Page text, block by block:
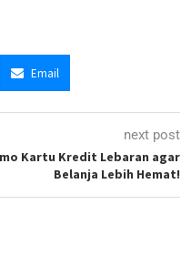
Email
next post
Kartu Kredit Lebaran agar
Belanja Lebih Hemat!